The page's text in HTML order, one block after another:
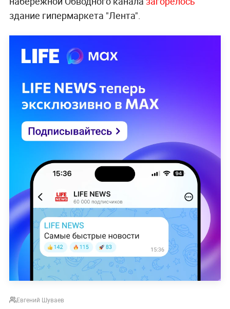
здание гипермаркета "Лента".
Евгений Шуваев